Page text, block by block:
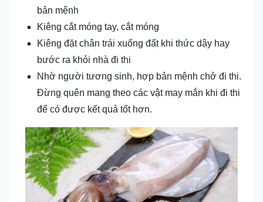
bản mệnh
Kiêng cắt móng tay, cắt móng
Kiêng đặt chân trái xuống đất khi thức dậy hay
bước ra khỏi nhà đi thi
Nhờ người tương sinh, hợp bản mệnh chở đi thi.
Đừng quên mang theo các vật may mắn khi đi thi
để có được kết quả tốt hơn.